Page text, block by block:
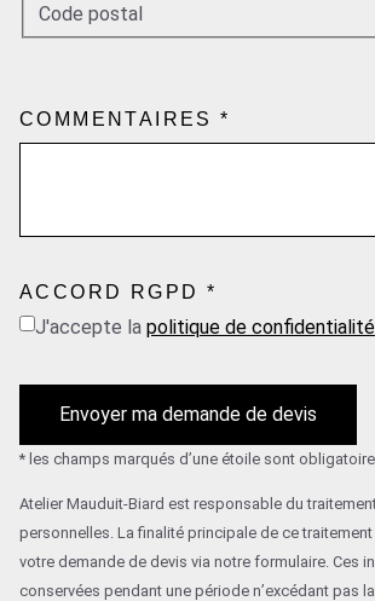
Code postal
COMMENTAIRES*
ACCORD RGPD *
J'accepte la politique de confidentialité
Envoyer ma demande de devis
* les champs marqués d’une étoile sont
Atelier Mauduit-Biard est responsable du
personnelles. La finalité principale de ce
votre demande de devis via notre formulaire. Ces
conservées pendant une période n’excédant pas